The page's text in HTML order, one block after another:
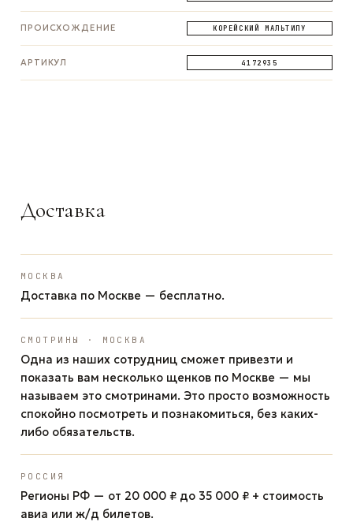
ПРОИСХОЖДЕНИЕ КОРЕЙСКИЙ МАЛЬТИПУ
АРТИКУЛ 4172935
Доставка
МОСКВА
Доставка по Москве — бесплатно.
СМОТРИНЫ · МОСКВА
Одна из наших сотрудниц сможет привезти и
показать вам несколько щенков по Москве — мы
называем это смотринами. Это просто возможность
спокойно посмотреть и познакомиться, без каких-
либо обязательств.
РОССИЯ
Регионы РФ — от 20 000 ₽ до 35 000 ₽ + стоимость
авиа или ж/д билетов.